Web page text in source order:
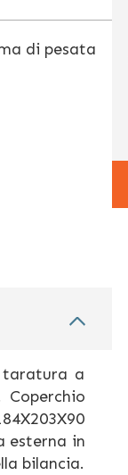
di pesata
taratura a
esterna in
bilancia.